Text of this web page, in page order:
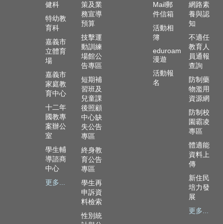
健科
特幼教
育科
嘉義市
立體育
場
嘉義市
家庭教
育中心
十二年
國教專
案辦公
室
學生輔
導諮商
中心
更多...
策及業
務宣導
預算
技擊運
動訓練
場館公
告專區
短期補
習班及
兒童課
後照顧
中心缺
失公告
專區
終身教
育公告
專區
學生再
申訴資
料檢索
性別統
Mail郵
件信箱
活動相
簿
eduroam
漫遊
活動報
名
網路素
養與認
知
不適任
教育人
員通報
查詢
防制藥
物濫用
資源網
防制校
園霸凌
專區
體適能
資料上
傳
新住民
培力發
展
更多...